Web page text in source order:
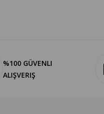
%100 GÜVENLI
ALIŞVERIŞ